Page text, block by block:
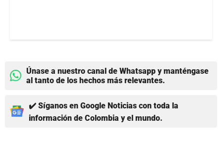
Únase a nuestro canal de Whatsapp y manténgase
al tanto de los hechos más relevantes.
✔️ Síganos en Google Noticias con toda la
información de Colombia y el mundo.